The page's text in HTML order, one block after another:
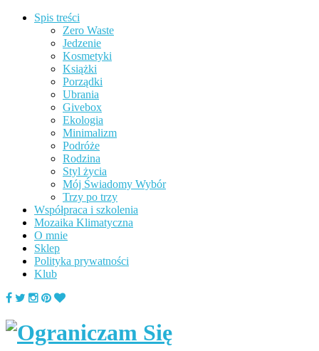
Spis treści
Zero Waste
Jedzenie
Kosmetyki
Książki
Porządki
Ubrania
Givebox
Ekologia
Minimalizm
Podróże
Rodzina
Styl życia
Mój Świadomy Wybór
Trzy po trzy
Współpraca i szkolenia
Mozaika Klimatyczna
O mnie
Sklep
Polityka prywatności
Klub